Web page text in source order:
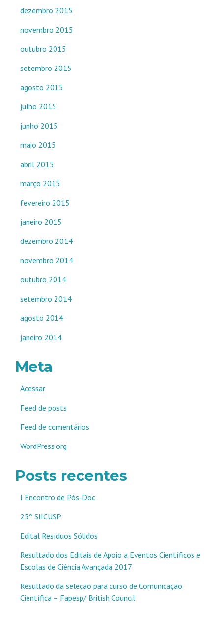
dezembro 2015
novembro 2015
outubro 2015
setembro 2015
agosto 2015
julho 2015
junho 2015
maio 2015
abril 2015
março 2015
fevereiro 2015
janeiro 2015
dezembro 2014
novembro 2014
outubro 2014
setembro 2014
agosto 2014
janeiro 2014
Meta
Acessar
Feed de posts
Feed de comentários
WordPress.org
Posts recentes
I Encontro de Pós-Doc
25º SIICUSP
Edital Resíduos Sólidos
Resultado dos Editais de Apoio a Eventos Científicos e
Escolas de Ciência Avançada 2017
Resultado da seleção para curso de Comunicação
Científica – Fapesp/ British Council